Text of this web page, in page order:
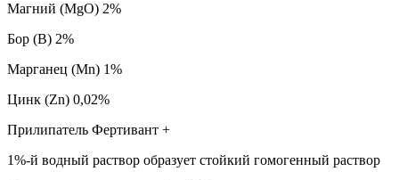
Магний (MgO) 2%
Бор (B) 2%
Марганец (Mn) 1%
Цинк (Zn) 0,02%
Прилипатель Фертивант +
1%-й водный раствор образует стойкий гомогенный раствор